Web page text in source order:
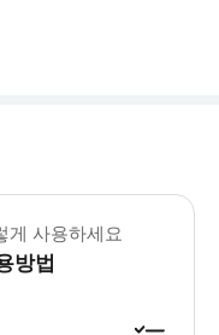
희망하시는 분은 픽업 시간
게 사용하세요
방법